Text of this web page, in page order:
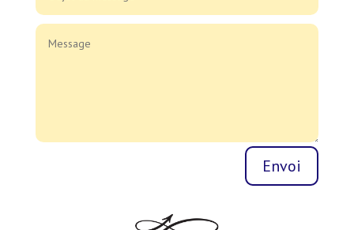
Envoi